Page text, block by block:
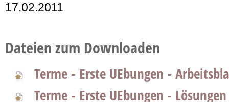
17.02.2011
Dateien zum Downloaden
Terme - Erste UEbungen -
Terme - Erste UEbungen - Lösungen